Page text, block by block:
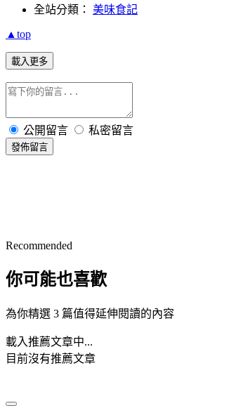
全站分類： 美味食記
▲top
載入更多
公開留言 私密留言
發佈留言
Recommended
你可能也喜歡
為你精選 3 篇值得延伸閱讀的內容
載入推薦文章中...
目前沒有推薦文章